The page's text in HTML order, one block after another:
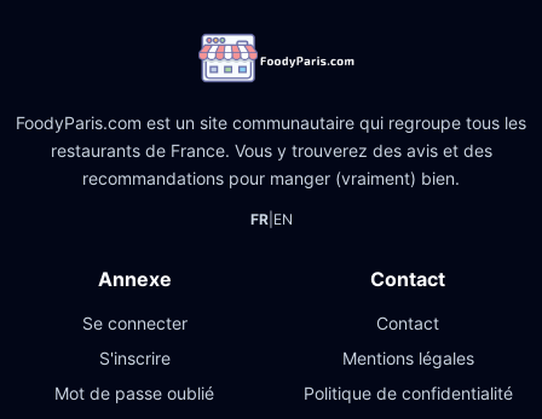
FoodyParis.com est un site communautaire qui regroupe tous les
restaurants de France. Vous y trouverez des avis et des
recommandations pour manger (vraiment) bien.
FR| EN
Annexe
Se connecter
S'inscrire
Mot de passe oublié
Contact
Contact
Mentions légales
Politique de confidentialité